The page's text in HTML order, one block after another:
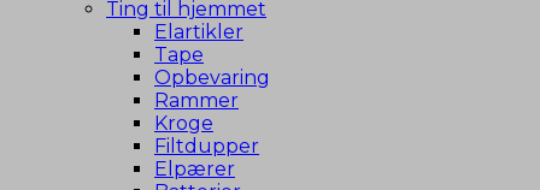
Ting til hjemmet
Elartikler
Tape
Opbevaring
Rammer
Kroge
Filtdupper
Elpærer